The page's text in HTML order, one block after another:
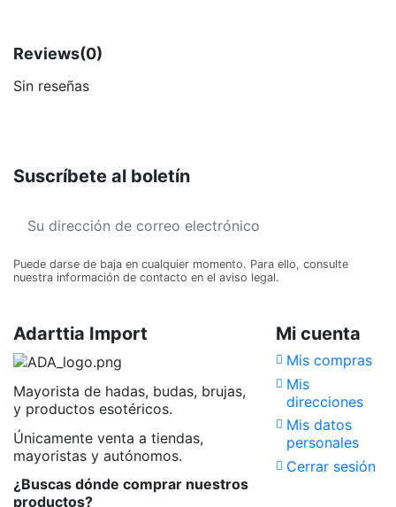
Reviews(0)
Sin reseñas
Suscríbete al boletín
Puede darse de baja en cualquier momento. Para ello, consulte
nuestra información de contacto en el aviso legal.
Adarttia Import
Mayorista de hadas, budas, brujas,
y productos esotéricos.
Únicamente venta a tiendas,
mayoristas y autónomos.
¿Buscas dónde comprar nuestros
productos?
Mi cuenta
Mis compras
Mis
direcciones
Mis datos
personales
Cerrar sesión